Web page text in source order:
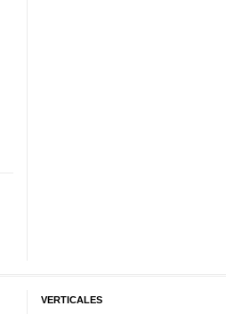
VERTICALES